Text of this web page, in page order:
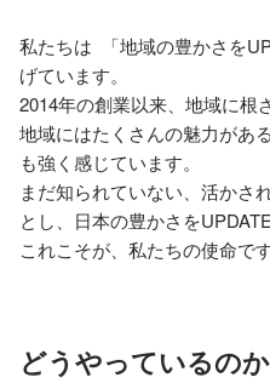
私たちは  「地域の豊かさを
げています。
2014年の創業以来、地域に根
地域にはたくさんの魅力があ
も強く感じています。
まだ知られていない、活かさ
とし、日本の豊かさを
これこそが、私たちの使命です
どうやっているのか